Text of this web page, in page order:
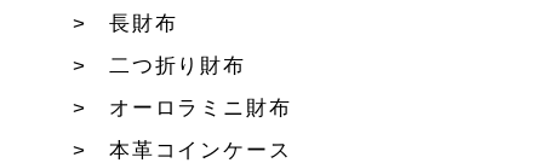
長財布
二つ折り財布
オーロラミニ財布
本革コインケース